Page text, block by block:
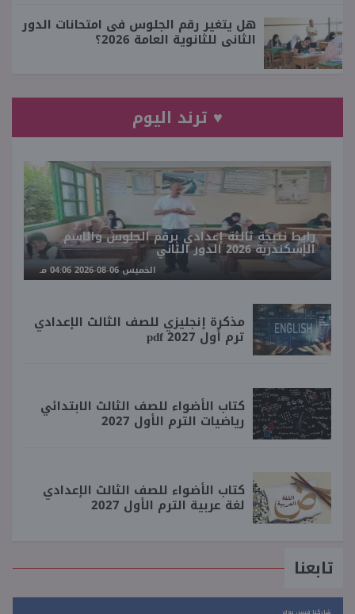
هل يتغير رقم الجلوس فى امتحانات الدور
الثانى للثانوية العامة 2026؟
♥ ترند اليوم
رابط نتيجة ثالثة إعدادي برقم الجلوس والاسم
الإسكندرية 2026 الدور الثاني
الخميس 06-08-2026 04:06 مـ
مذكرة إنجليزي للصف الثالث الإعدادي
ترم أول 2027 pdf
كتاب الأضواء للصف الثالث الابتدائي
رياضيات الترم الأول 2027
كتاب الأضواء للصف الثالث الإعدادي
لغة عربية الترم الأول 2027
تابعنا